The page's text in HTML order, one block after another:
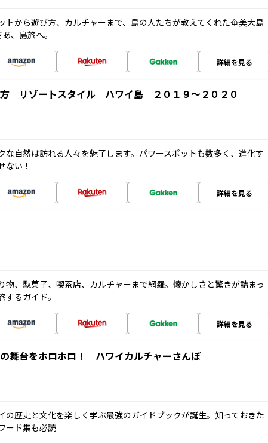
から遊び方、カルチャーまで、島の人たちが教えてくれた奄美大島
、島旅へ。
詳細を見る
リゾートスタイル ハワイ島 ２０１９～２０２０
な自然は訪れる人々を魅了します。パワースポットも数多く、進化す
ない！
詳細を見る
物、駄菓子、喫茶店、カルチャーまで網羅。懐かしさと驚きが詰まっ
るガイド。
詳細を見る
舞台をホロホロ！ ハワイカルチャーさんぽ
の歴史と文化を楽しく学ぶ最強のガイドブックが誕生。知っておきた
ード集も必読